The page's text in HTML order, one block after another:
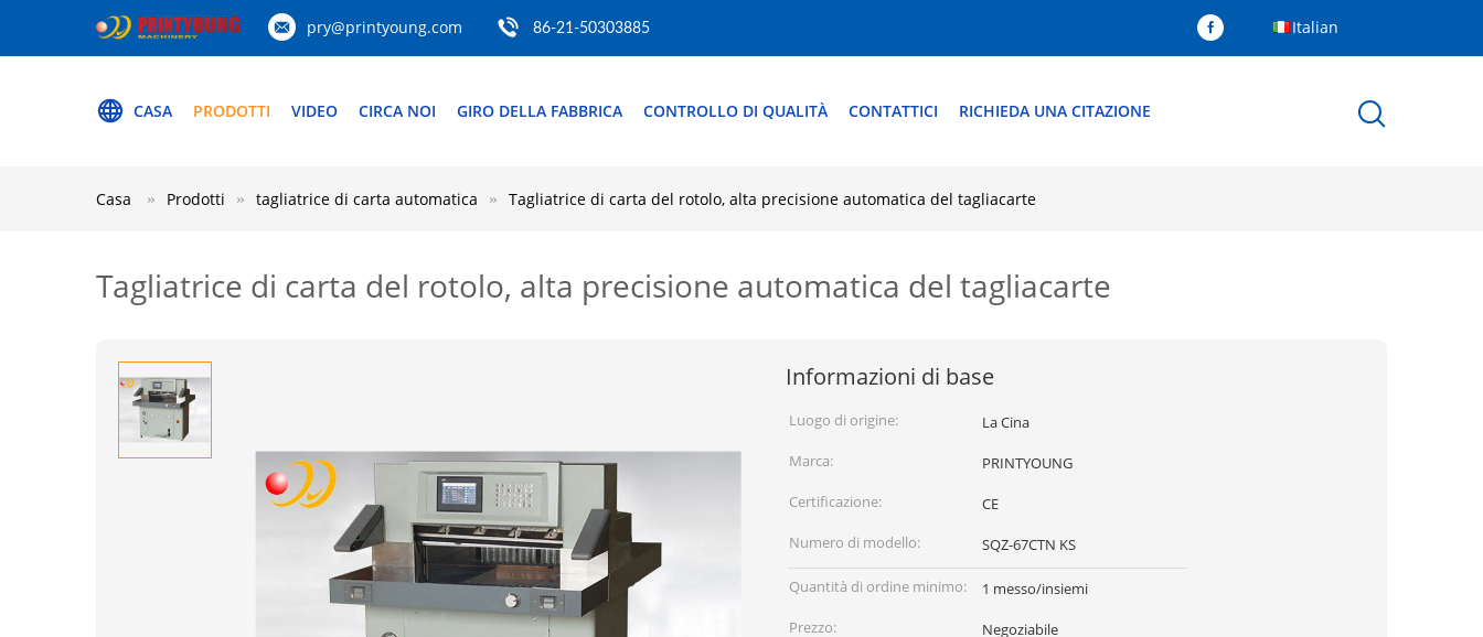
pry@printyoung.com 86-21-50303885 Italian
CASA PRODOTTI VIDEO CIRCA NOI GIRO DELLA FABBRICA CONTROLLO DI QUALITÀ CONTATTICI RICHIEDA UNA CITAZIONE
Casa Prodotti tagliatrice di carta automatica Tagliatrice di carta del rotolo, alta precisione automatica del tagliacarte
Tagliatrice di carta del rotolo, alta precisione automatica del tagliacarte
Informazioni di base
Luogo di origine:
La Cina
Marca:
PRINTYOUNG
Certificazione:
CE
Numero di modello:
SQZ-67CTN KS
Quantità di ordine minimo:
1 messo/insiemi
Prezzo:
Negoziabile